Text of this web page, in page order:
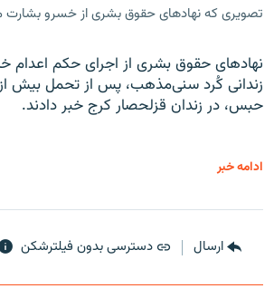
تصویری که نهادهای حقوق بشری از خسرو بشارت
نهادهای حقوق بشری از اجرای حکم اعدام
حبس، در زندان قزلحصار کرج خبر دادند.
ادامه خبر
ارسال دسترسی بدون فیلترشکن